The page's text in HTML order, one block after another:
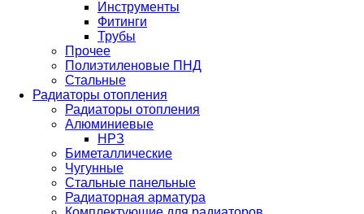
Инструменты
Фитинги
Трубы
Прочее
Полиэтиленовые ПНД
Стальные
Радиаторы отопления
Радиаторы отопления
Алюминиевые
НРЗ
Биметаллические
Чугунные
Стальные панельные
Радиаторная арматура